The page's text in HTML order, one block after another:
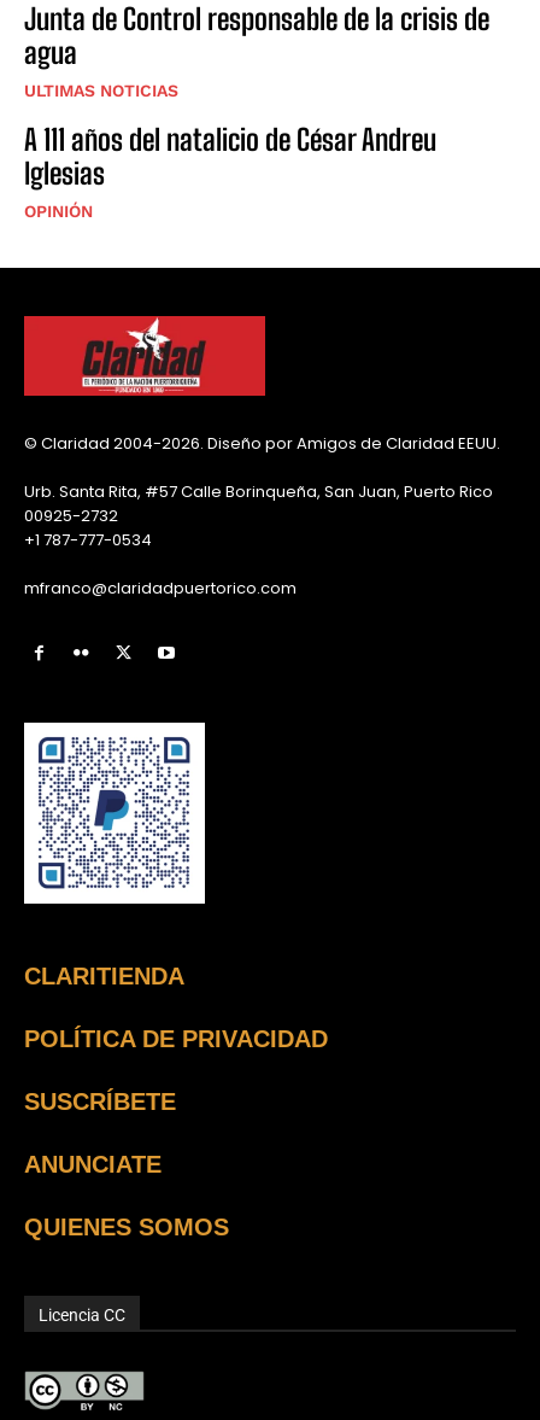
Junta de Control responsable de la crisis de
agua
ULTIMAS NOTICIAS
A 111 años del natalicio de César Andreu
Iglesias
OPINIÓN
© Claridad 2004-2026. Diseño por Amigos de Claridad EEUU.
Urb. Santa Rita, #57 Calle Borinqueña, San Juan, Puerto Rico
00925-2732
+1 787-777-0534
mfranco@claridadpuertorico.com
CLARITIENDA
POLÍTICA DE PRIVACIDAD
SUSCRÍBETE
ANUNCIATE
QUIENES SOMOS
Licencia CC